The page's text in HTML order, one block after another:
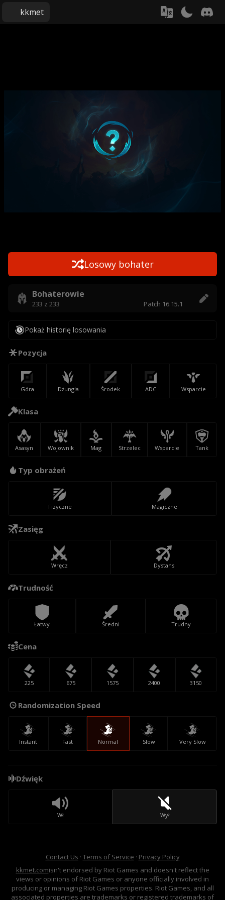
kkmet
Losowy bohater
Bohaterowie
233 z 233 Patch 16.15.1
Pokaż historię losowania
Pozycja
Góra Dżungla Środek ADC Wsparcie
Klasa
Asasyn Wojownik Mag Strzelec Wsparcie Tank
Typ obrażeń
Fizyczne Magiczne
Zasięg
Wręcz Dystans
Trudność
Łatwy Średni Trudny
Cena
225 675 1575 2400 3150
Randomization Speed
Instant Fast Normal Slow Very Slow
Dźwięk
Wł Wył
Contact Us · Terms of Service · Privacy Policy
kkmet.comisn't endorsed by Riot Games and doesn't reflect the
views or opinions of Riot Games or anyone officially involved in
producing or managing Riot Games properties. Riot Games, and all
associated properties are trademarks or registered trademarks of